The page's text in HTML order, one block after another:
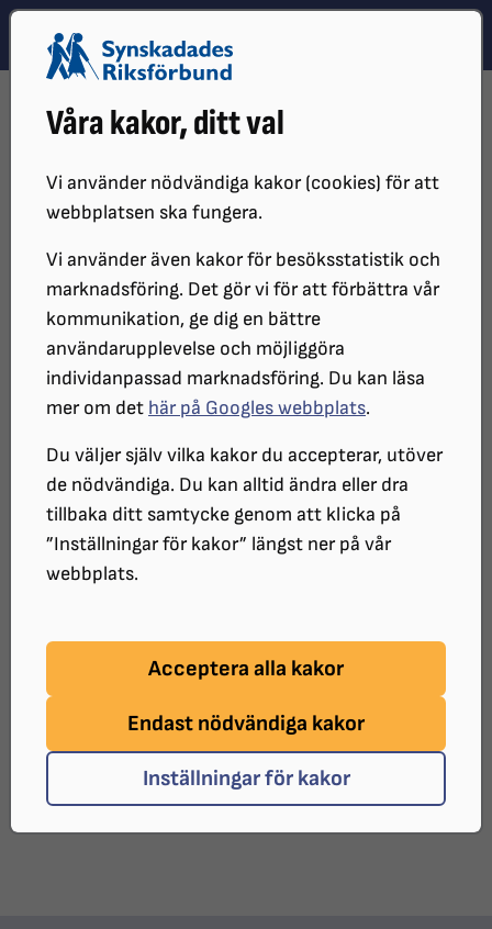
Våra kakor, ditt val
Vi använder nödvändiga kakor (cookies) för att
webbplatsen ska fungera.
Vi använder även kakor för besöksstatistik och
marknadsföring. Det gör vi för att förbättra vår
kommunikation, ge dig en bättre
användarupplevelse och möjliggöra
individanpassad marknadsföring. Du kan läsa
mer om det här på Googles webbplats.
Du väljer själv vilka kakor du accepterar, utöver
de nödvändiga. Du kan alltid ändra eller dra
tillbaka ditt samtycke genom att klicka på
”Inställningar för kakor” längst ner på vår
webbplats.
Acceptera alla kakor
Endast nödvändiga kakor
Inställningar för kakor
Hoppa till innehåll
Hoppa till hitta snabbt
DISTRIKT
SRF STOCKHOLM GOTLAND
SRF Botkyrka-Salem anordnar
bokträff på Tullinge bibliotek
26 mars
DATUM:
PLATS:
Tullinge bibliotek
ARRANGÖR:
SRF Botkyrka-Salem
Läs mer i SRF Botkyrka-Salems kalendarium
UPPDATERAT:2026-02-23
DELA: Dela sidan på Facebook
Dela sidan med e-post